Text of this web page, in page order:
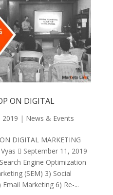
ON DIGITAL
2019 | News & Events
DIGITAL MARKETING
 September 11, 2019
Engine Optimization
(SEM) 3) Social
Marketing 6) Re-...